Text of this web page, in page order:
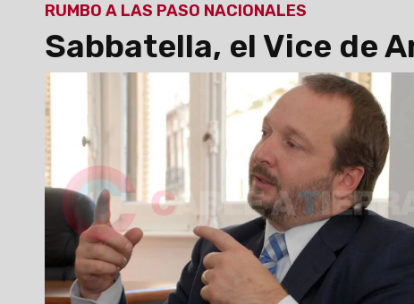
RUMBO A LAS PASO NACIONALES
Sabbatella, el Vice de